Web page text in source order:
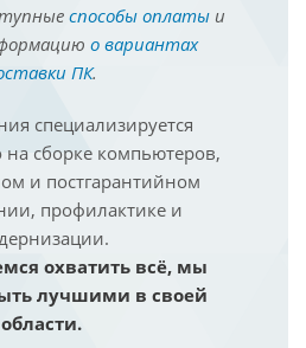
способы оплатыи
о вариантах
ПК.
специализируется
сборке компьютеров,
и постгарантийном
профилактике и
охватить всё, мы
лучшими в своей
области.